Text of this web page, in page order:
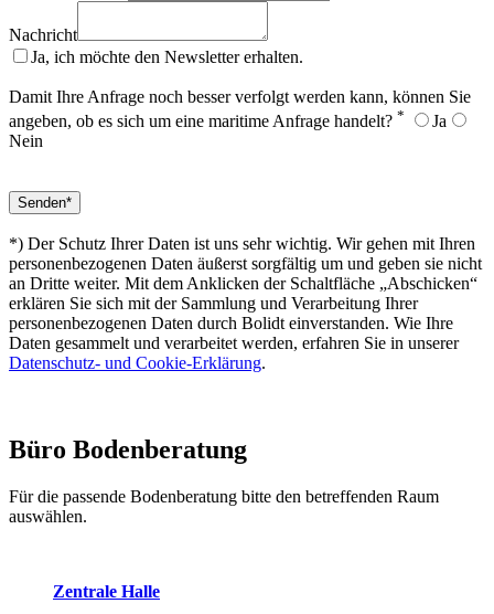
Nachricht
Ja, ich möchte den Newsletter erhalten.
Damit Ihre Anfrage noch besser verfolgt werden kann, können Sie
angeben, ob es sich um eine maritime Anfrage handelt? *
Ja
Nein
*) Der Schutz Ihrer Daten ist uns sehr wichtig. Wir gehen mit Ihren
personenbezogenen Daten äußerst sorgfältig um und geben sie nicht
an Dritte weiter. Mit dem Anklicken der Schaltfläche „Abschicken“
erklären Sie sich mit der Sammlung und Verarbeitung Ihrer
personenbezogenen Daten durch Bolidt einverstanden. Wie Ihre
Daten gesammelt und verarbeitet werden, erfahren Sie in unserer
Datenschutz- und Cookie-Erklärung.
Büro Bodenberatung
Für die passende Bodenberatung bitte den betreffenden Raum
auswählen.
Zentrale Halle